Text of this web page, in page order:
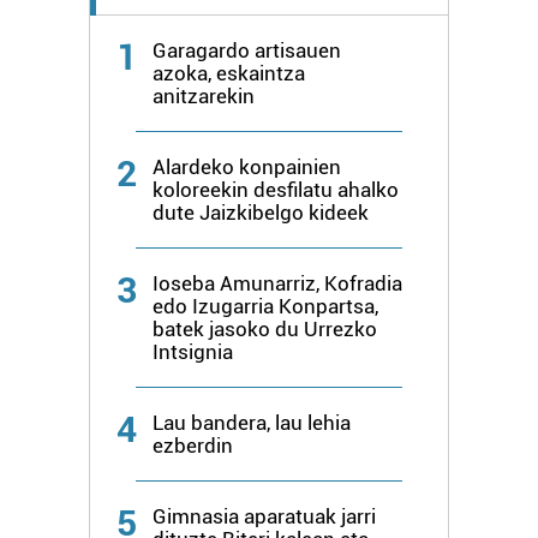
fitxategiak erabiltzen ditu. Zure esperientzia eta
zerbitzuak hobetzeko asmoz, cookie teknologiaz
baliatzen gara. Ohar hau onartuz gero, teknologia hori
erabiltzeko baimen esplizitua ematen diguzu.
1
Garagardo artisauen
azoka, eskaintza
anitzarekin
2
Alardeko konpainien
koloreekin desfilatu ahalko
dute Jaizkibelgo kideek
3
Ioseba Amunarriz, Kofradia
edo Izugarria Konpartsa,
batek jasoko du Urrezko
Intsignia
4
Lau bandera, lau lehia
ezberdin
5
Gimnasia aparatuak jarri